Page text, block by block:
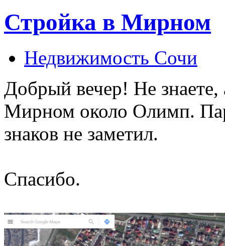
Стройка в Мирном
Недвижимость Сочи
Добрый вечер! Не знаете,
Мирном около Олимп.
знаков не заметил.
Спасибо.